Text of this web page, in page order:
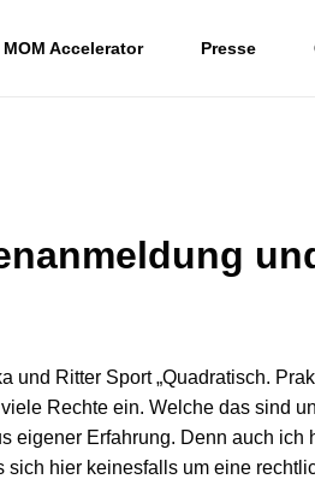
MOM Accelerator Presse
Ritter Sport „Quadratisch.
Rechte ein. Welche das sind
eigener Erfahrung. Denn auch
hier keinesfalls um eine